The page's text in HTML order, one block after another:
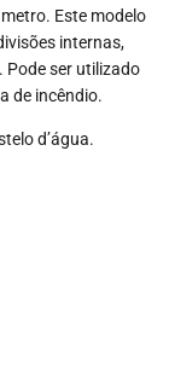
Este modelo
internas,
Pode ser utilizado
de incêndio.
d’água.